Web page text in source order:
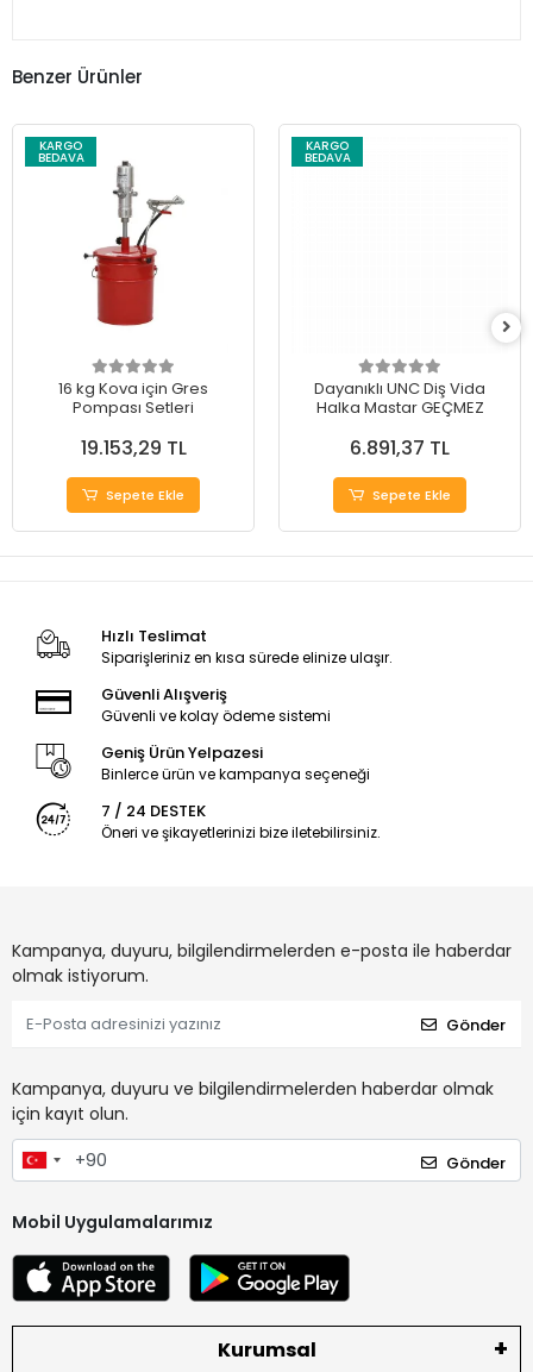
Benzer Ürünler
KARGO
BEDAVA
16 kg Kova için Gres
Pompası Setleri
19.153,29 TL
Sepete Ekle
KARGO
BEDAVA
Dayanıklı UNC Diş Vida
Halka Mastar GEÇMEZ
6.891,37 TL
Sepete Ekle
Hızlı Teslimat
Siparişleriniz en kısa sürede elinize ulaşır.
Güvenli Alışveriş
Güvenli ve kolay ödeme sistemi
Geniş Ürün Yelpazesi
Binlerce ürün ve kampanya seçeneği
7 / 24 DESTEK
Öneri ve şikayetlerinizi bize iletebilirsiniz.
Kampanya, duyuru, bilgilendirmelerden e-posta ile haberdar
olmak istiyorum.
Gönder
Kampanya, duyuru ve bilgilendirmelerden haberdar olmak
için kayıt olun.
Gönder
Mobil Uygulamalarımız
Kurumsal